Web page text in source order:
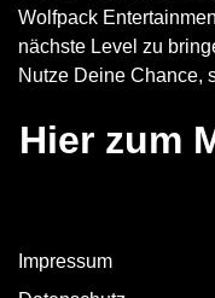
Wolfpack
nächste Level zu
Nutze Deine Chance,
Hier zum
Impressum